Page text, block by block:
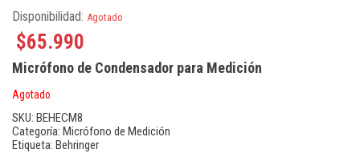
Disponibilidad: Agotado
$65.990
Micrófono de Condensador para Medición
Agotado
SKU: BEHECM8
Categoría: Micrófono de Medición
Etiqueta: Behringer